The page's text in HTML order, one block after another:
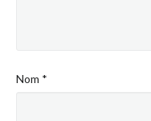
Nom *